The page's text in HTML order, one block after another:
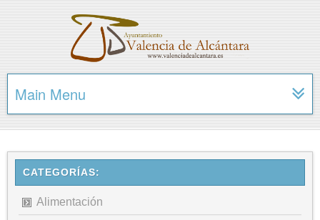
Main Menu
CATEGORÍAS:
Alimentación